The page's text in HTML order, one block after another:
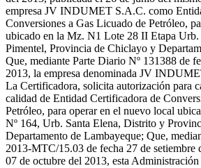
empresa JV INDUMET S.A.C. como
Conversiones a Gas Licuado de Petróleo,
ubicado en la Mz. N1 Lote 28 II Etapa
Pimentel, Provincia de Chiclayo y
Que, mediante Parte Diario Nº 131388 de
2013, la empresa denominada JV
La Certificadora, solicita autorización para
calidad de Entidad Certificadora de
Petróleo, para operar en el nuevo local
Nº 164, Urb. Santa Elena, Distrito y
Departamento de Lambayeque; Que,
2013-MTC/15.03 de fecha 27 de setiembre
07 de octubre del 2013, esta